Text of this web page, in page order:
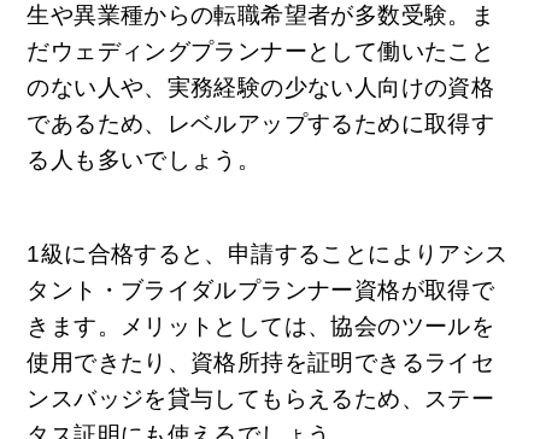
生や異業種からの転職希望者が多数受験。ま
だウェディングプランナーとして働いたこと
のない人や、実務経験の少ない人向けの資格
であるため、レベルアップするために取得す
る人も多いでしょう。
1級に合格すると、申請することによりアシス
タント・ブライダルプランナー資格が取得で
きます。メリットとしては、協会のツールを
使用できたり、資格所持を証明できるライセ
ンスバッジを貸与してもらえるため、ステー